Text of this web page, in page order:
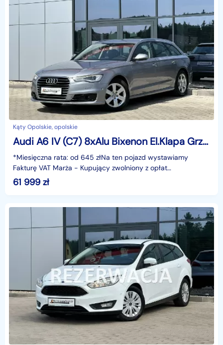
Kąty Opolskie, opolskie
Audi A6 IV (C7) 8xAlu Bixenon El.Klapa Grzany fotel Kamera Asystent Hak Navi GWARANC
*Miesięczna rata: od 645 złNa ten pojazd wystawiamy
Fakturę VAT Marża - Kupujący zwolniony z opłat
skarbowych.Gwarancja: 6 miesięcy.Cechy
szczególne:Dynamiczny
61 999 zł